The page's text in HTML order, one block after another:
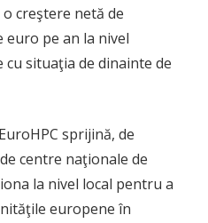
creştere netă de
euro pe an la nivel
situaţia de dinainte de
sprijină, de
centre naţionale de
la nivel local pentru a
europene în